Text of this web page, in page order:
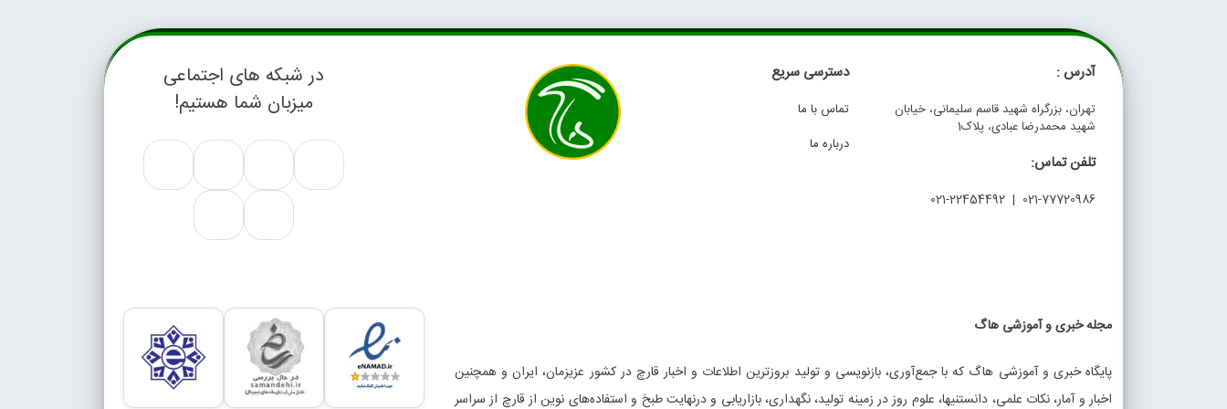
آدرس :
تهران، بزرگراه شهید قاسم سلیمانی، خیابان
شهید محمدرضا عبادی، پلاک1
تلفن تماس:
021-77720986 | 021-22454492
دسترسی سریع
تماس با ما
درباره ما
در شبکه های اجتماعی
میزبان شما هستیم!
مجله خبری و آموزشی هاگ
پایگاه خبری و آموزشی هاگ که با جمع‌آوری، بازنویسی و تولید بروزترین اطلاعات و اخبار قارچ در کشور عزیزمان، ایران و همچنین
اخبار و آمار، نکات علمی، دانستنیها، علوم روز در زمینه تولید، نگهداری، بازاریابی و درنهایت طبخ و استفاده‌های نوین از قارچ از سراسر